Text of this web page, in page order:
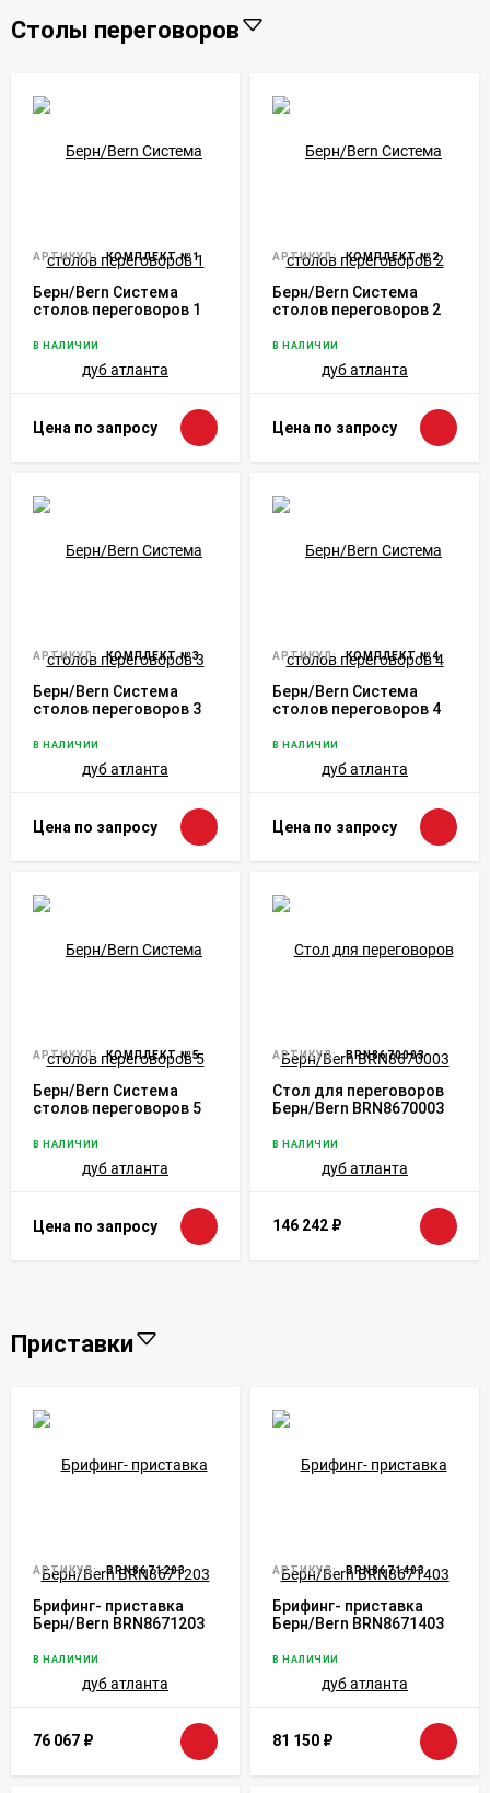
Столы переговоров
АРТИКУЛ: КОМПЛЕКТ №1
Берн/Bern Система
столов переговоров 1
В НАЛИЧИИ
Цена по запросу
АРТИКУЛ: КОМПЛЕКТ №2
Берн/Bern Система
столов переговоров 2
В НАЛИЧИИ
Цена по запросу
АРТИКУЛ: КОМПЛЕКТ №3
Берн/Bern Система
столов переговоров 3
В НАЛИЧИИ
Цена по запросу
АРТИКУЛ: КОМПЛЕКТ №4
Берн/Bern Система
столов переговоров 4
В НАЛИЧИИ
Цена по запросу
АРТИКУЛ: КОМПЛЕКТ №5
Берн/Bern Система
столов переговоров 5
В НАЛИЧИИ
Цена по запросу
АРТИКУЛ: BRN8670003
Стол для переговоров
Берн/Bern BRN8670003
В НАЛИЧИИ
146 242 ₽
Приставки
АРТИКУЛ: BRN8671203
Брифинг- приставка
Берн/Bern BRN8671203
В НАЛИЧИИ
76 067 ₽
АРТИКУЛ: BRN8671403
Брифинг- приставка
Берн/Bern BRN8671403
В НАЛИЧИИ
81 150 ₽